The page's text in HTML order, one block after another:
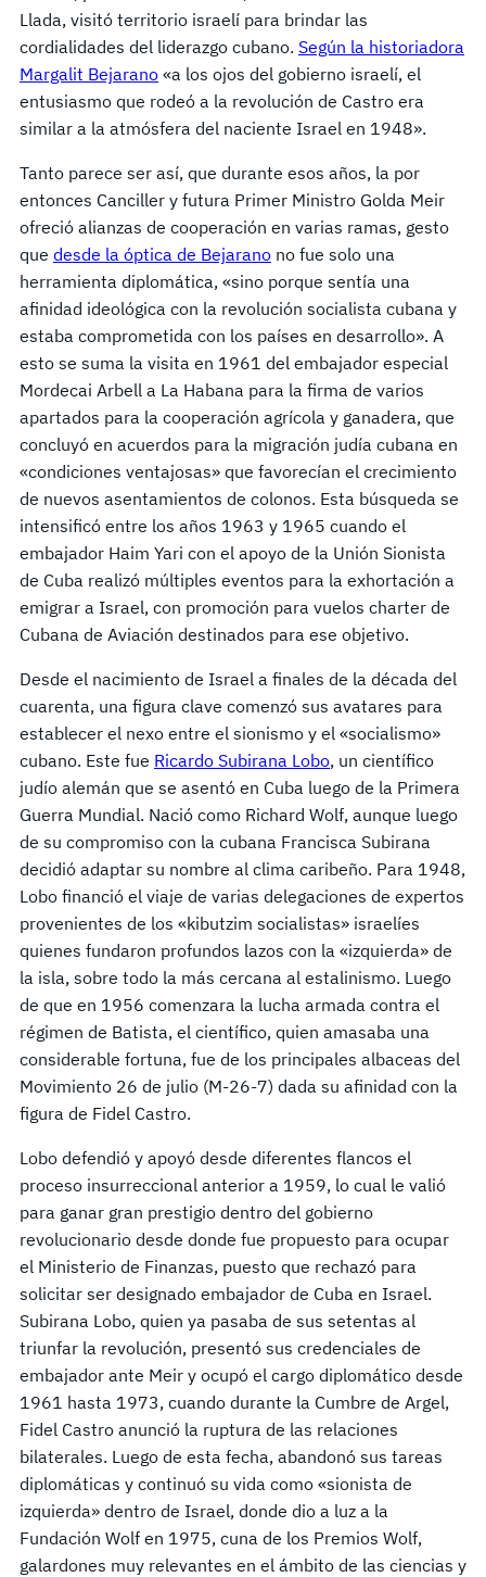
Llada, visitó territorio israelí para brindar las
cordialidades del liderazgo cubano. Según la historiadora
Margalit Bejarano «a los ojos del gobierno israelí, el
entusiasmo que rodeó a la revolución de Castro era
similar a la atmósfera del naciente Israel en 1948».
Tanto parece ser así, que durante esos años, la por
entonces Canciller y futura Primer Ministro Golda Meir
ofreció alianzas de cooperación en varias ramas, gesto
que desde la óptica de Bejarano no fue solo una
herramienta diplomática, «sino porque sentía una
afinidad ideológica con la revolución socialista cubana y
estaba comprometida con los países en desarrollo». A
esto se suma la visita en 1961 del embajador especial
Mordecai Arbell a La Habana para la firma de varios
apartados para la cooperación agrícola y ganadera, que
concluyó en acuerdos para la migración judía cubana en
«condiciones ventajosas» que favorecían el crecimiento
de nuevos asentamientos de colonos. Esta búsqueda se
intensificó entre los años 1963 y 1965 cuando el
embajador Haim Yari con el apoyo de la Unión Sionista
de Cuba realizó múltiples eventos para la exhortación a
emigrar a Israel, con promoción para vuelos charter de
Cubana de Aviación destinados para ese objetivo.
Desde el nacimiento de Israel a finales de la década del
cuarenta, una figura clave comenzó sus avatares para
establecer el nexo entre el sionismo y el «socialismo»
cubano. Este fue Ricardo Subirana Lobo, un científico
judío alemán que se asentó en Cuba luego de la Primera
Guerra Mundial. Nació como Richard Wolf, aunque luego
de su compromiso con la cubana Francisca Subirana
decidió adaptar su nombre al clima caribeño. Para 1948,
Lobo financió el viaje de varias delegaciones de expertos
provenientes de los «kibutzim socialistas» israelíes
quienes fundaron profundos lazos con la «izquierda» de
la isla, sobre todo la más cercana al estalinismo. Luego
de que en 1956 comenzara la lucha armada contra el
régimen de Batista, el científico, quien amasaba una
considerable fortuna, fue de los principales albaceas del
Movimiento 26 de julio (M-26-7) dada su afinidad con la
figura de Fidel Castro.
Lobo defendió y apoyó desde diferentes flancos el
proceso insurreccional anterior a 1959, lo cual le valió
para ganar gran prestigio dentro del gobierno
revolucionario desde donde fue propuesto para ocupar
el Ministerio de Finanzas, puesto que rechazó para
solicitar ser designado embajador de Cuba en Israel.
Subirana Lobo, quien ya pasaba de sus setentas al
triunfar la revolución, presentó sus credenciales de
embajador ante Meir y ocupó el cargo diplomático desde
1961 hasta 1973, cuando durante la Cumbre de Argel,
Fidel Castro anunció la ruptura de las relaciones
bilaterales. Luego de esta fecha, abandonó sus tareas
diplomáticas y continuó su vida como «sionista de
izquierda» dentro de Israel, donde dio a luz a la
Fundación Wolf en 1975, cuna de los Premios Wolf,
galardones muy relevantes en el ámbito de las ciencias y